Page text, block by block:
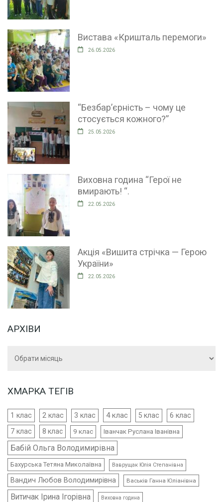
Вистава «Кришталь перемоги»
26.05.2026
“Безбар’єрність – чому це
стосується кожного?”
25.05.2026
Виховна година “Герої не
вмирають! “.
22.05.2026
Акція «Вишита стрічка — Герою
України»
22.05.2026
АРХІВИ
ХМАРКА ТЕГІВ
1 клас 2 клас 3 клас 4 клас 5 клас 6 клас
7 клас 8 клас 9 клас Іванчак Руслана Іванівна
Бабій Ольга Володимирівна
Бахурська Тетяна Миколаївна Ваврущак Юлія Степанівна
Вандич Любов Володимирівна Васьків Ганна Юліанівна
Витичак Ірина Ігорівна Виховна година